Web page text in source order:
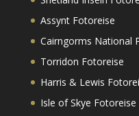
Assynt Fotoreise
Cairngorms National
Torridon Fotoreise
Harris & Lewis
Isle of Skye Fotoreise